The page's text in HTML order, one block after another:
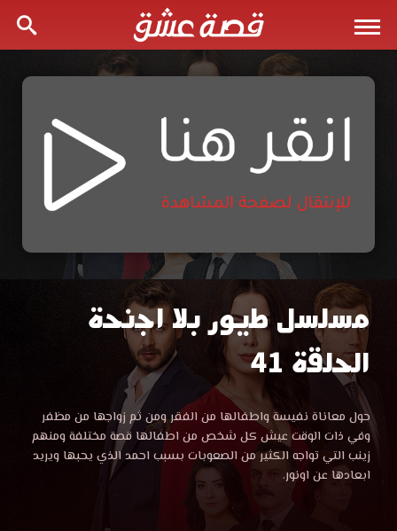
مسلسل
طيور
بلا
أجنحة
مسلسل طيور بلا اجنحة
الحلقة 41
مشاهدة
مسلسل
طيور
بلا
حول معاناة نفيسة واطفالها من الفقر ومن ثم زواجها من مظفر
وفي ذات الوقت عيش كل شخص من اطفالها قصة مختلفة ومنهم
زينب التي تواجه الكثير من الصعوبات بسبب احمد الذي يحبها ويريد
ابعادها عن اونور.